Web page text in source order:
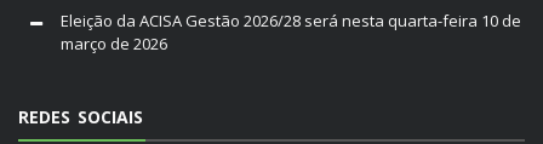
Eleição da ACISA Gestão 2026/28 será nesta quarta-feira 10 de
março de 2026
REDES SOCIAIS